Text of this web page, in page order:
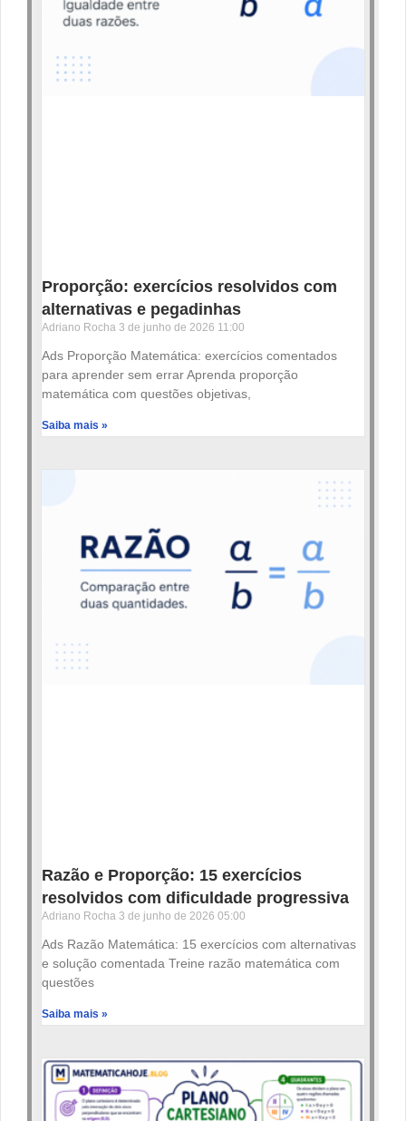
Proporção: exercícios resolvidos com
alternativas e pegadinhas
Adriano Rocha 3 de junho de 2026 11:00
Ads Proporção Matemática: exercícios comentados
para aprender sem errar Aprenda proporção
matemática com questões objetivas,
Saiba mais »
Razão e Proporção: 15 exercícios
resolvidos com dificuldade progressiva
Adriano Rocha 3 de junho de 2026 05:00
Ads Razão Matemática: 15 exercícios com alternativas
e solução comentada Treine razão matemática com
questões
Saiba mais »